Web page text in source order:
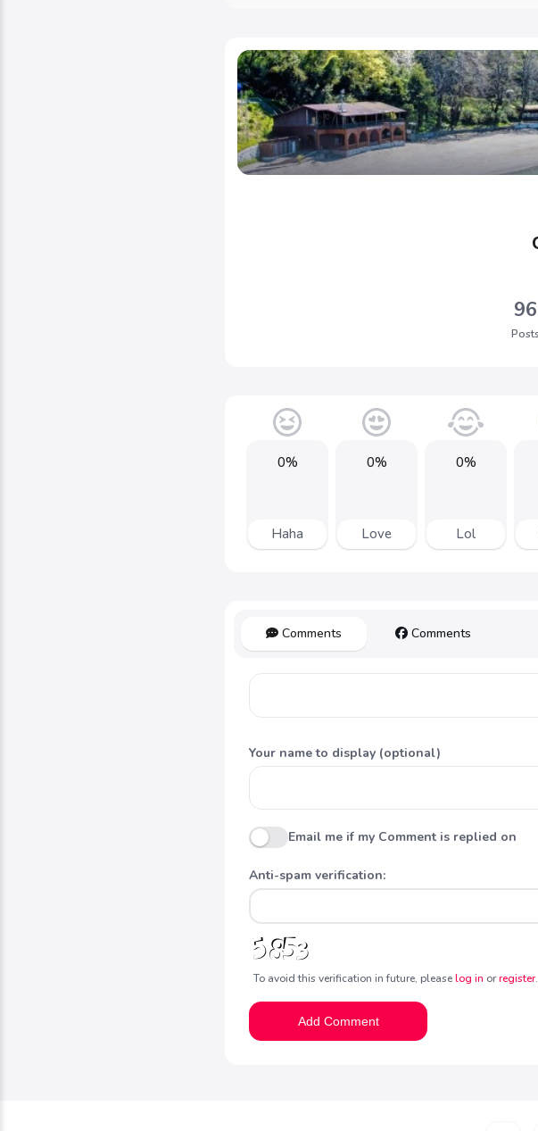
96
Posts
0%
Haha
0%
Love
0%
Lol
Comments Comments
Your name to display (optional)
Email me if my Comment is replied on
Anti-spam verification:
To avoid this verification in future, pleaselog in orregister.
Add Comment